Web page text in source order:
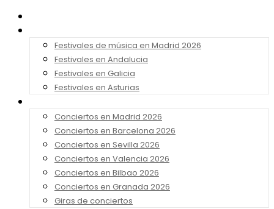
Festivales de música en Madrid 2026
Festivales en Andalucia
Festivales en Galicia
Festivales en Asturias
Conciertos en Madrid 2026
Conciertos en Barcelona 2026
Conciertos en Sevilla 2026
Conciertos en Valencia 2026
Conciertos en Bilbao 2026
Conciertos en Granada 2026
Giras de conciertos